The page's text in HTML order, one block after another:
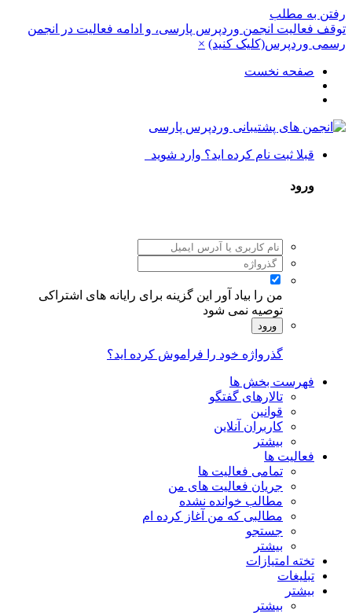
رفتن به مطلب
توقف فعالیت انجمن وردپرس پارسی، و ادامه فعالیت در انجمن
رسمی وردپرس(کلیک کنید) ×
صفحه نخست
قبلا ثبت نام کرده اید؟ وارد شوید
ورود
من را بیاد آور
این گزینه برای رایانه های اشتراکی
توصیه نمی شود
ورود
گذرواژه خود را فراموش کرده اید؟
فهرست بخش ها
تالارهای گفتگو
قوانین
کاربران آنلاین
بیشتر
فعالیت ها
تمامی فعالیت ها
جریان فعالیت های من
مطالب خوانده نشده
مطالبی که من آغاز کرده ام
جستجو
بیشتر
تخته امتیازات
تبلیغات
بیشتر
بیشتر